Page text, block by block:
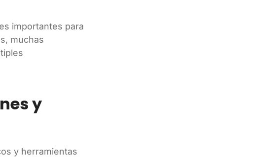
importantes para
muchas
y
y herramientas